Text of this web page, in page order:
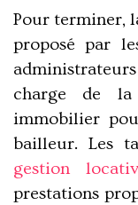
Pour terminer,
proposé par
charge de
immobilier
bailleur. Les
gestion
prestations